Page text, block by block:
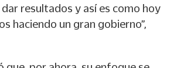
resultados y así es como hoy
haciendo un gran gobierno”,